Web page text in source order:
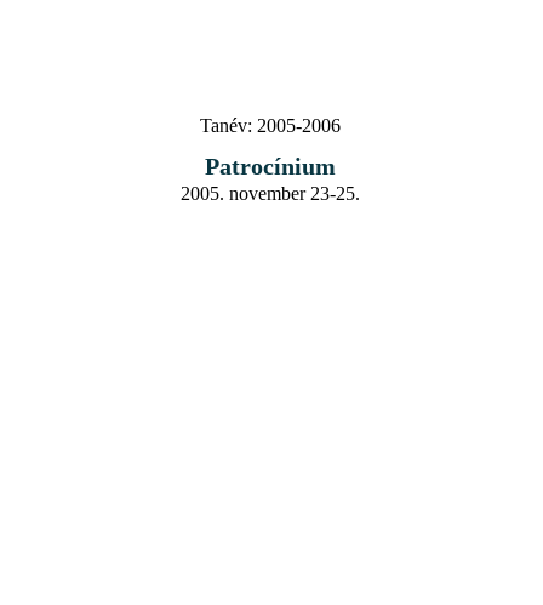
Tanév: 2005-2006
Patrocínium
2005. november 23-25.